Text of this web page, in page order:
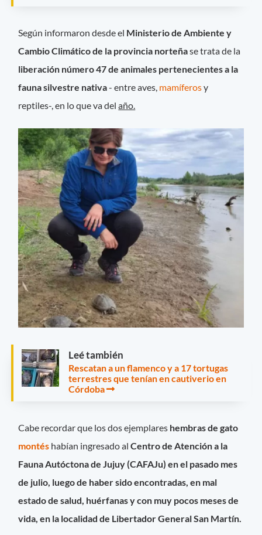
Según informaron desde el Ministerio de Ambiente y
Cambio Climático de la provincia norteñase trata de la
liberación número 47 de animales pertenecientes a la
fauna silvestre nativa- entre aves, mamíferosy
reptiles-, en lo que va delaño.
Leé también
Rescatan a un flamenco y a 17 tortugas
terrestres que tenían en cautiverio en
Córdoba
Cabe recordar que los dos ejemplares hembras de gato
montés habían ingresado alCentro de Atención a la
Fauna Autóctona de Jujuy(CAFAJu) en el pasado mes
de julio, luego de haber sido encontradas, en mal
estado de salud, huérfanas y con muy pocos meses de
vida, en la localidad de Libertador General San Martín.